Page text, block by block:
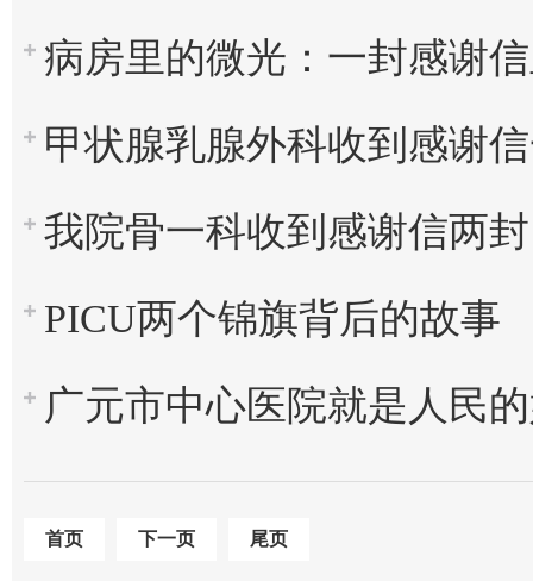
病房里的微光：一封感谢信
甲状腺乳腺外科收到感谢
我院骨一科收到感谢信两封
PICU两个锦旗背后的故事
广元市中心医院就是人民的好医院！点赞！——
首页 下一页 尾页